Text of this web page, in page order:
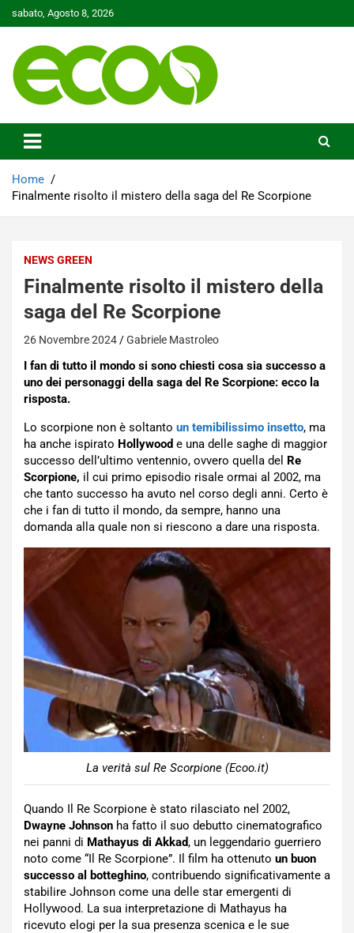
to
sabato, Agosto 8, 2026
Ecoo.it
Home
Finalmente risolto il mistero della saga del Re Scorpione
NEWS GREEN
Finalmente risolto il mistero della
saga del Re Scorpione
26 Novembre 2024 Gabriele Mastroleo
I fan di tutto il mondo si sono chiesti cosa sia successo a
uno dei personaggi della saga del Re Scorpione: ecco la
risposta.
Lo scorpione non è soltanto un temibilissimo insetto, ma
ha anche ispirato Hollywood e una delle saghe di maggior
successo dell’ultimo ventennio, ovvero quella del Re
Scorpione, il cui primo episodio risale ormai al 2002, ma
che tanto successo ha avuto nel corso degli anni. Certo è
che i fan di tutto il mondo, da sempre, hanno una
domanda alla quale non si riescono a dare una risposta.
La verità sul Re Scorpione (Ecoo.it)
Quando Il Re Scorpione è stato rilasciato nel 2002,
Dwayne Johnson ha fatto il suo debutto cinematografico
nei panni di Mathayus di Akkad, un leggendario guerriero
noto come “Il Re Scorpione”. Il film ha ottenuto un buon
successo al botteghino, contribuendo significativamente a
stabilire Johnson come una delle star emergenti di
Hollywood. La sua interpretazione di Mathayus ha
ricevuto elogi per la sua presenza scenica e le sue